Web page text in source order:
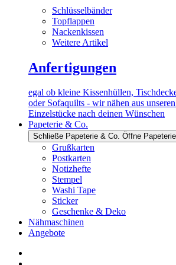
Schlüsselbänder
Topflappen
Nackenkissen
Weitere Artikel
Anfertigungen
egal ob kleine Kissenhüllen,
oder Sofaquilts - wir nähen aus
Einzelstücke nach deinen Wünschen
Papeterie & Co.
Schließe Papeterie & Co. Öffne
Grußkarten
Postkarten
Notizhefte
Stempel
Washi Tape
Sticker
Geschenke & Deko
Nähmaschinen
Angebote